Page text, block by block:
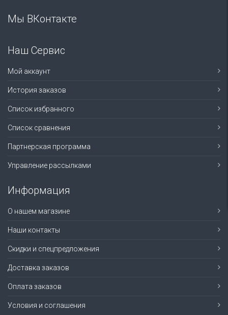
Мы ВКонтакте
Наш Сервис
Мой аккаунт
История заказов
Список избранного
Список сравнения
Партнерская программа
Управление рассылками
Информация
О нашем магазине
Наши контакты
Скидки и спецпредложения
Доставка заказов
Оплата заказов
Условия и соглашения